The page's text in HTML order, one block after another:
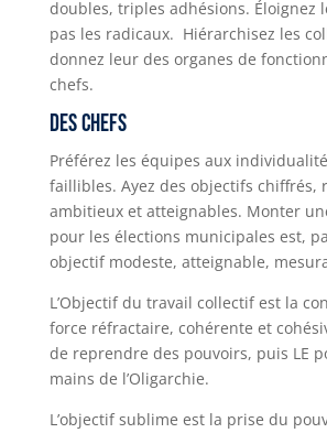
doubles, triples adhésions. Éloignez
pas les radicaux. Hiérarchisez les
donnez leur des organes de
chefs.
Des chefs
Préférez les équipes aux
faillibles. Ayez des objectifs chiffrés,
ambitieux et atteignables. Monter
pour les élections municipales est,
objectif modeste, atteignable,
L’Objectif du travail collectif est la
force réfractaire, cohérente et
de reprendre des pouvoirs, puis LE
mains de l’Oligarchie.
L’objectif sublime est la prise du